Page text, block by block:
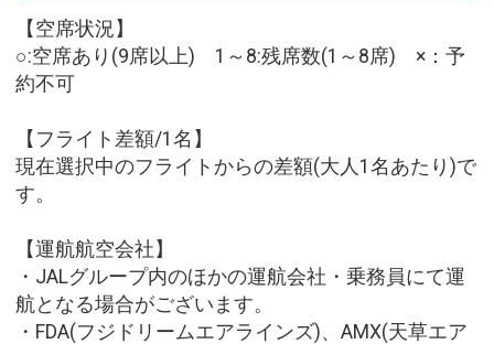
【空席状況】
○:空席あり(9席以上) 1～8:残席数(1～8席) ×：予
約不可
【フライト差額/1名】
現在選択中のフライトからの差額(大人1名あたり)で
す。
【運航航空会社】
・JALグループ内のほかの運航会社・乗務員にて運
航となる場合がございます。
・FDA(フジドリームエアラインズ)、AMX(天草エア